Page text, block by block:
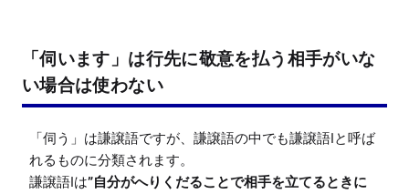
「伺います」は行先に敬意を払う相手がいな
い場合は使わない
「伺う」は謙譲語ですが、謙譲語の中でも謙譲語Iと呼ば
れるものに分類されます。
謙譲語Iは”自分がへりくだることで相手を立てるときに